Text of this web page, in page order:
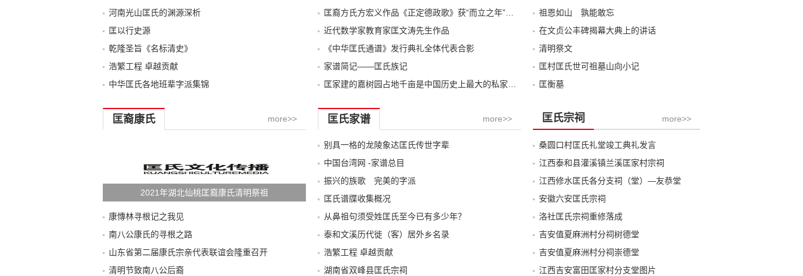
河南光山匡氏的渊源深析
匡以行史源
乾隆圣旨《名标清史》
浩繁工程 卓越贡献
中华匡氏各地班辈字派集锦
近代数学家教育家匡文涛先生作品
《中华匡氏通谱》发行典礼全体代表合影
家谱简记——匡氏族记
祖恩如山 孰能敢忘
在文贞公丰碑揭幕大典上的讲话
清明祭文
匡村匡氏世可祖墓山向小记
匡衡墓
more>>
匡裔康氏
2021年湖北仙桃匡裔康氏清明祭祖
康慱林寻根记之我见
南八公康氏的寻根之路
山东省第二届康氏宗亲代表联谊会隆重召开
清明节致南八公后裔
more>>
匡氏家谱
别具一格的龙陵象达匡氏传世字辈
中国台湾网 -家谱总目
振兴的族歌 完美的字派
匡氏谱牒收集概况
从鼻祖句须受姓匡氏至今已有多少年？
泰和文溪历代徙（客）居外乡名录
浩繁工程 卓越贡献
湖南省双峰县匡氏宗祠
more>>
匡氏宗祠
桑圆口村匡氏礼堂竣工典礼发言
江西泰和县灌溪镇兰溪匡家村宗祠
江西修水匡氏各分支祠（堂）—友恭堂
安徽六安匡氏宗祠
洛社匡氏宗祠重修落成
吉安值夏麻洲村分祠树德堂
吉安值夏麻洲村分祠崇德堂
江西吉安富田匡家村分支堂图片